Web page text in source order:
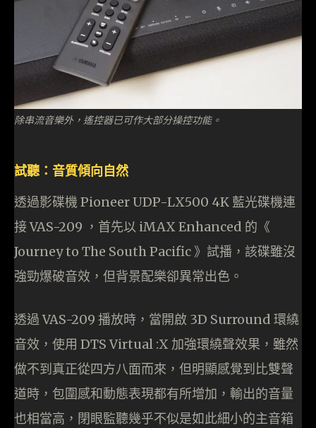
除串流音樂外，遙控器已可作大部分操控功能。
試聽：音質傾向自然
透過影碟機 Pioneer UDP-LX500 4K 藍光碟機連
接 VAS-209 ，首先以 iMAX Enhanced 的《
Journey to The South Pacific 》試播，該碟雖沒
強勁爆破音效，但背景配樂卻異常出色。
透過 VAS-209 播放時，當開啟 3D Surround 環繞
音效，使用 DTS Virtual :X 加強環繞聲效果，雖然
做不到真正從四方八面而來，但明顯感覺到比雙聲
道時，包圍感和動態表現都有所增加，輸出的音量
也相當高，閉眼監聽幾乎不似是如此細小的主音箱